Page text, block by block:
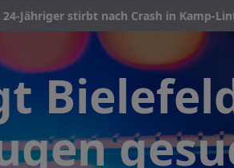
stirbt nach Crash in Kamp-Lintfort